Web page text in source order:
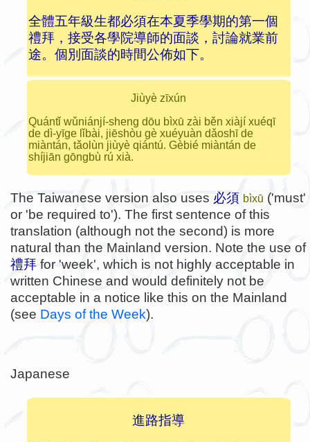
全體五年級生都必須在本夏季學期的第一個
禮拜，接受各學院導師的面談，討論就業前
途。個別面談的時間公佈如下。
Jiùyè zīxún
Quántǐ wǔniánjí-sheng dōu bìxū zài běn xiàjí xuéqī
de dì-yīge lǐbài, jiēshòu gè xuéyuàn dǎoshī de
miàntán, tǎolùn jiùyè qiántú. Gèbié miàntán de
shíjiān gōngbù rú xià.
The Taiwanese version also uses 必須 bìxū ('must'
or 'be required to'). The first sentence of this
translation (although not the second) is more
natural than the Mainland version. Note the use of
禮拜 for 'week', which is not highly acceptable in
written Chinese and would definitely not be
acceptable in a notice like this on the Mainland
(see Days of the Week).
Japanese
進路指導